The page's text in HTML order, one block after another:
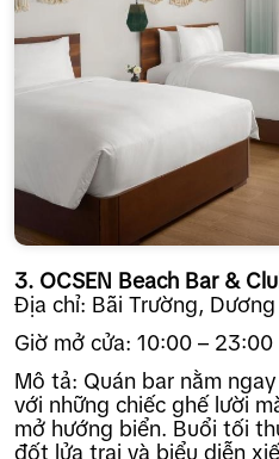
3. OCSEN Beach Bar &
Địa chỉ: Bãi Trường, Dương
Giờ mở cửa: 10:00 – 23:00
Mô tả: Quán bar nằm
với những chiếc ghế lười
mở hướng biển. Buổi tối
đốt lửa trại và biểu diễn